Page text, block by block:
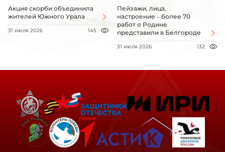
Акция скорби объединила
жителей Южного Урала
31 июля 2026 145
Пейзажи, лица,
настроение – более 70
работ о Родине
представили в Белгороде
31 июля 2026 132